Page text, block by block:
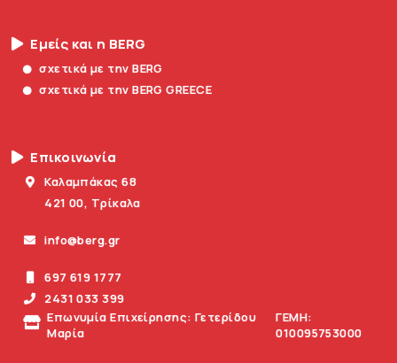
Εμείς και η BERG
σχετικά με την BERG
σχετικά με την BERG GREECE
Επικοινωνία
Καλαμπάκας 68
421 00, Τρίκαλα
info@berg.gr
697 619 1777
2431 033 399
Επωνυμία Επιχείρησης: Γετερίδου
Μαρία
ΓΕΜΗ:
010095753000